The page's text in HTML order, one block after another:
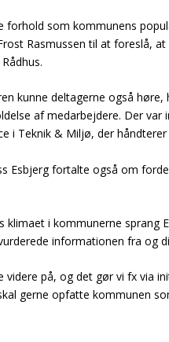
forhold som kommunens
Rasmussen til at foreslå,
kunne deltagerne også
af medarbejdere. Der
i Teknik & Miljø, der
Esbjerg fortalte også om
klimaet i kommunerne sprang
informationen fra og
videre på, og det gør vi fx via
gerne opfatte kommunen